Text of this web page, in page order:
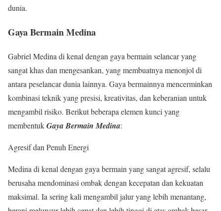
dunia.
Gaya Bermain Medina
Gabriel Medina di kenal dengan gaya bermain selancar yang
sangat khas dan mengesankan, yang membuatnya menonjol di
antara peselancar dunia lainnya. Gaya bermainnya mencerminkan
kombinasi teknik yang presisi, kreativitas, dan keberanian untuk
mengambil risiko. Berikut beberapa elemen kunci yang
membentukGaya Bermain Medina:
Agresif dan Penuh Energi
Medina di kenal dengan gaya bermain yang sangat agresif, selalu
berusaha mendominasi ombak dengan kecepatan dan kekuatan
maksimal. Ia sering kali mengambil jalur yang lebih menantang,